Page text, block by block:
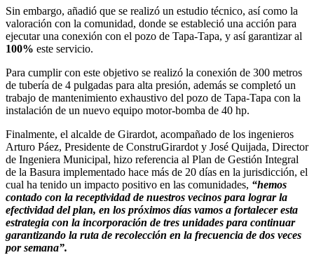
Sin embargo, añadió que se realizó un estudio técnico, así como la
valoración con la comunidad, donde se estableció una acción para
ejecutar una conexión con el pozo de Tapa-Tapa, y así garantizar al
100% este servicio.
Para cumplir con este objetivo se realizó la conexión de 300 metros
de tubería de 4 pulgadas para alta presión, además se completó un
trabajo de mantenimiento exhaustivo del pozo de Tapa-Tapa con la
instalación de un nuevo equipo motor-bomba de 40 hp.
Finalmente, el alcalde de Girardot, acompañado de los ingenieros
Arturo Páez, Presidente de ConstruGirardot y José Quijada, Director
de Ingeniera Municipal, hizo referencia al Plan de Gestión Integral
de la Basura implementado hace más de 20 días en la jurisdicción, el
cual ha tenido un impacto positivo en las comunidades, “hemos
contado con la receptividad de nuestros vecinos para lograr la
efectividad del plan, en los próximos días vamos a fortalecer esta
estrategia con la incorporación de tres unidades para continuar
garantizando la ruta de recolección en la frecuencia de dos veces
por semana”.